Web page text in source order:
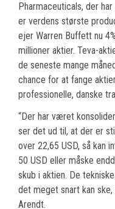
Pharmaceuticals, der
er verdens største
ejer Warren Buffett nu
millioner aktier. Teva-
de seneste mange
chance for at fange
professionelle, danske
“Der har været
ser det ud til, at der er
over 22,65 USD, så kan
50 USD eller måske
skub i aktien. De
det meget snart kan
Arendt.